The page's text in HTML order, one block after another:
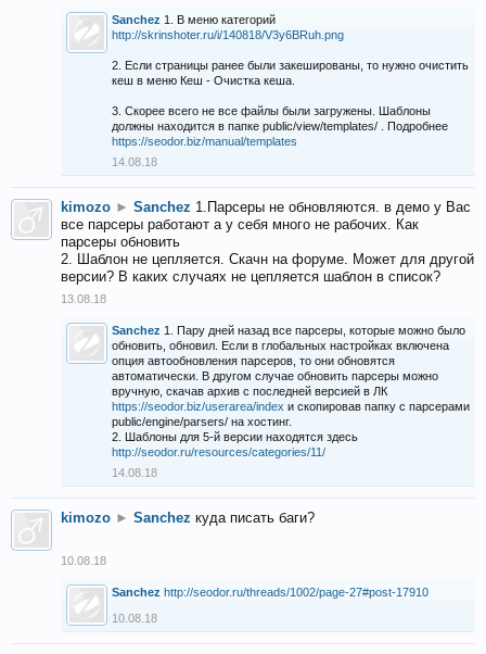
Sanchez 1. В меню категорий
http://skrinshoter.ru/i/140818/V3y6BRuh.png
2. Если страницы ранее были закешированы, то нужно очистить
кеш в меню Кеш - Очистка кеша.
3. Скорее всего не все файлы были загружены. Шаблоны
должны находится в папке public/view/templates/ . Подробнее
https://seodor.biz/manual/templates
14.08.18
kimozo ► Sanchez 1.Парсеры не обновляются. в демо у Вас
все парсеры работают а у себя много не рабочих. Как
парсеры обновить
2. Шаблон не цепляется. Скачн на форуме. Может для другой
версии? В каких случаях не цепляется шаблон в список?
13.08.18
Sanchez 1. Пару дней назад все парсеры, которые можно было
обновить, обновил. Если в глобальных настройках включена
опция автообновления парсеров, то они обновятся
автоматически. В другом случае обновить парсеры можно
вручную, скачав архив с последней версией в ЛК
https://seodor.biz/userarea/index и скопировав папку с парсерами
public/engine/parsers/ на хостинг.
2. Шаблоны для 5-й версии находятся здесь
http://seodor.ru/resources/categories/11/
14.08.18
kimozo ► Sanchez куда писать баги?
10.08.18
Sanchez http://seodor.ru/threads/1002/page-27#post-17910
10.08.18